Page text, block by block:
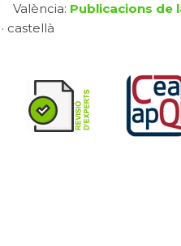
València: Publicacions de
castellà